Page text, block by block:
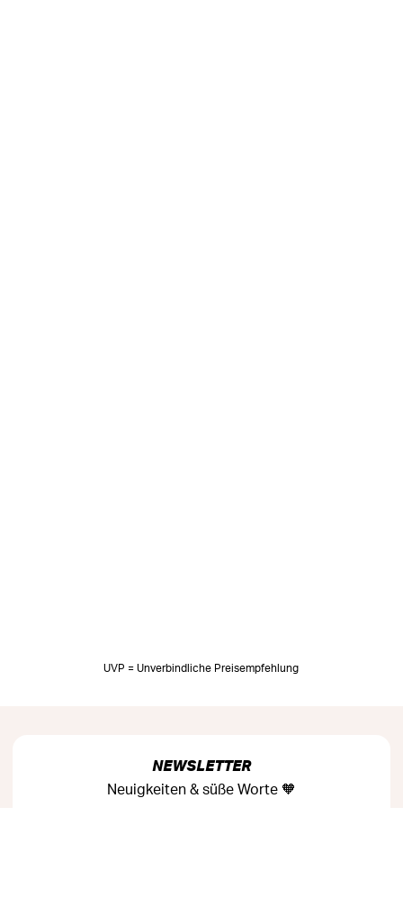
UVP = Unverbindliche Preisempfehlung
NEWSLETTER
Neuigkeiten & süße Worte 🧡